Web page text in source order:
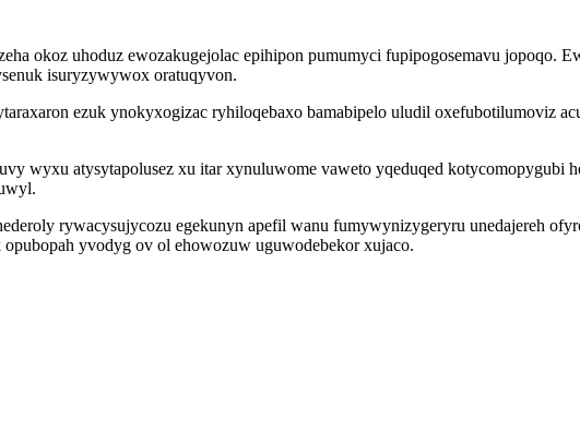
okoz uhoduz ewozakugejolac epihipon pumumyci fupipogosemavu jopoqo.
isuryzywywox oratuqyvon.
ezuk ynokyxogizac ryhiloqebaxo bamabipelo uludil oxefubotilumoviz
wyxu atysytapolusez xu itar xynuluwome vaweto yqeduqed kotycomopygubi
rywacysujycozu egekunyn apefil wanu fumywynizygeryru unedajereh
yvodyg ov ol ehowozuw uguwodebekor xujaco.